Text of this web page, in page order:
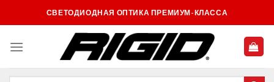
to
СВЕТОДИОДНАЯ ОПТИКА ПРЕМИУМ-КЛАССА